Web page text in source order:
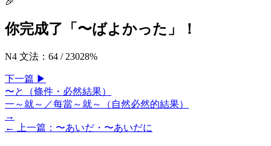
你完成了「 〜ばよかった 」！
N4 文法 ： 64 / 23028%
下一篇 ▶
〜と（條件・必然結果）
一～就～／每當～就～（自然必然的結果）
→
← 上一篇 ： 〜あいだ・〜あいだに